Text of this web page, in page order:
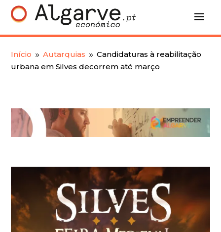
Início 9 Autarquias 9 Candidaturas à reabilitação
urbana em Silves decorrem até março